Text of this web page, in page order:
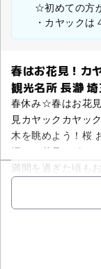
☆初めての方
・カヤック
春はお花見！
観光名所 長瀞
春休み☆春はお花
見カヤックカヤッ
木を眺めよう！桜
場のお花見スポッ
満開を過ぎた頃も